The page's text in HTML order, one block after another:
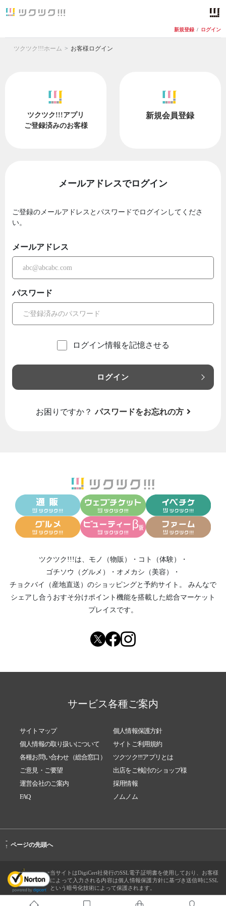
新規登録 / ログイン
ツクツク!!!ホーム お客様ログイン
ツクツク!!!アプリ
ご登録済みのお客様
新規会員登録
メールアドレスでログイン
ご登録のメールアドレスとパスワードでログインしてくださ
い。
メールアドレス
パスワード
ログイン情報を記憶させる
ログイン
お困りですか？ パスワードをお忘れの方
ツクツク!!!は、 モノ（物販） ・ コト（体験）
・
ゴチソウ（グルメ）
・ オメカシ（美容）
・
チョクバイ（産地直送） のショッピングと予約サイト。
みんなで
シェアし合う おすそ分けポイント機能を搭載した総合マーケット
プレイスです。
サービス各種ご案内
サイトマップ
個人情報保護方針
個人情報の取り扱いについて
サイトご利用規約
各種お問い合わせ（総合窓口）
ツクツク!!!アプリとは
ご意見・ご要望
出店をご検討のショップ様
運営会社のご案内
採用情報
FAQ
ノムノム
-
↑ ページの先頭へ
当サイトはDigiCert社発行のSSL電子証明書を使用しており、お客様
によって入力される内容は個人情報保護方針に基づき送信時にSSL
という暗号化技術によって保護されます。